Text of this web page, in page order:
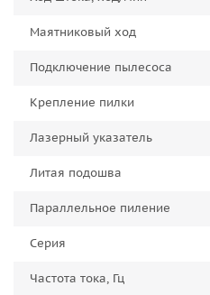
Маятниковый ход
Подключение пылесоса
Крепление пилки
Лазерный указатель
Литая подошва
Параллельное пиление
Серия
Частота тока, Гц